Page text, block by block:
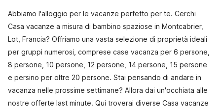
Abbiamo l'alloggio per le vacanze perfetto per te. Cerchi
Casa vacanze a misura di bambino spaziose in Montcabrier,
Lot, Francia? Offriamo una vasta selezione di proprietà ideali
per gruppi numerosi, comprese case vacanza per 6 persone,
8 persone, 10 persone, 12 persone, 14 persone, 15 persone
e persino per oltre 20 persone. Stai pensando di andare in
vacanza nelle prossime settimane? Allora dai un'occhiata alle
nostre offerte last minute. Qui troverai diverse Casa vacanze